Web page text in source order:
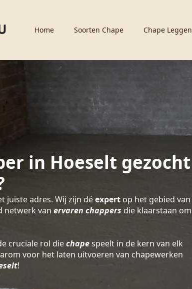
Home Soorten Chape Chape Leggen
in Hoeselt gezocht
juiste adres. Wij zijn déexpert op het gebied van
netwerk van ervaren chappers die klaarstaan om
cruciale rol diechapespeelt in de kern van elk
voor het laten uitvoeren van chapewerken
!